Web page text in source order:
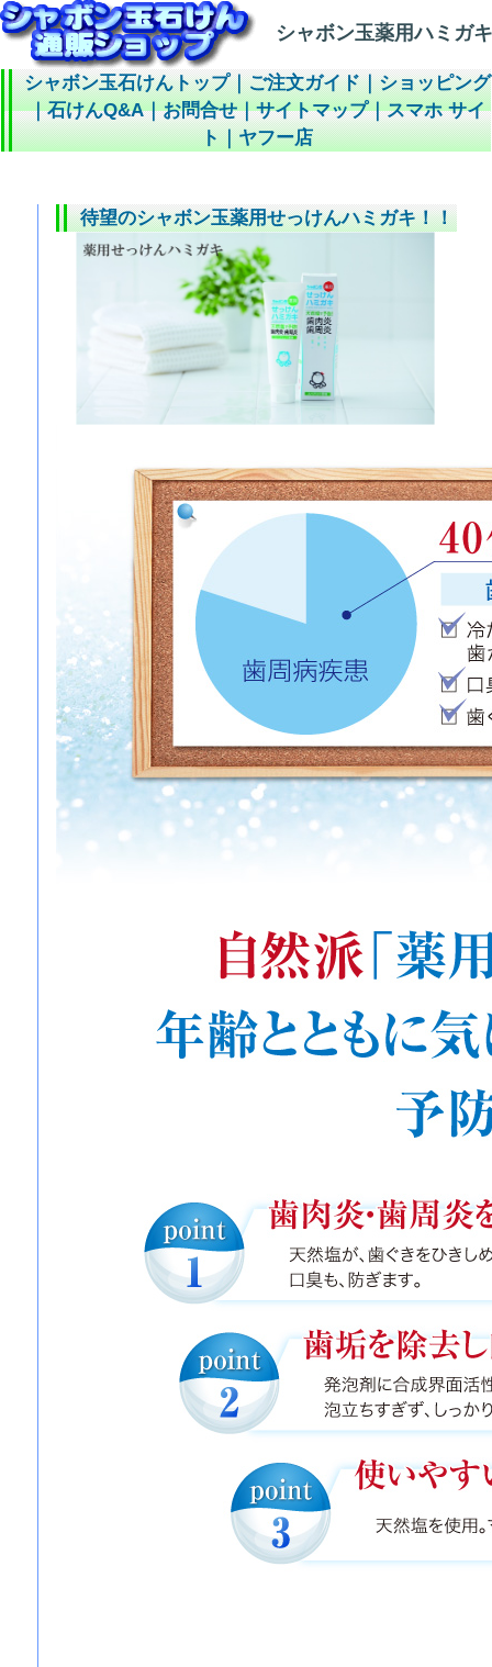
シャボン玉薬用ハミガ
シャボン玉石けんトップ｜ご注文ガイド｜ショッピング
｜石けんQ&A｜お問合せ｜サイトマップ｜スマホ サイ
ト｜ヤフー店
待望のシャボン玉薬用せっけんハミガキ！！